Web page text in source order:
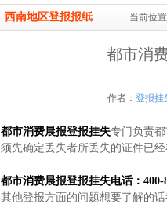
西南地区登报报纸 当前位置
都市消
作者： 登报挂
都市消费晨报登报挂失专门负责
须先确定丢失者所丢失的证件已
都市消费晨报登报挂失电话：400-
其他登报方面的问题想要了解的